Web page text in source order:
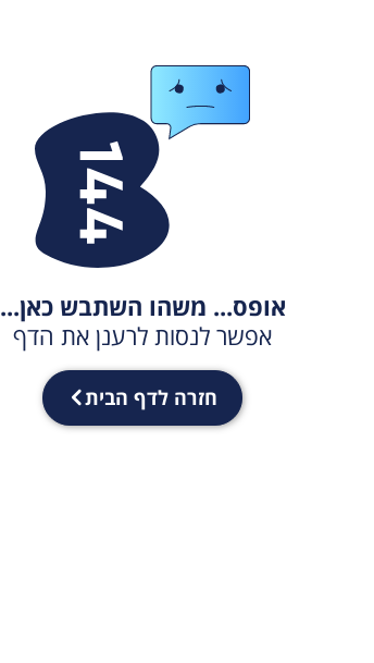
אופס... משהו השתבש כאן...
אפשר לנסות לרענן את הדף
חזרה לדף הבית